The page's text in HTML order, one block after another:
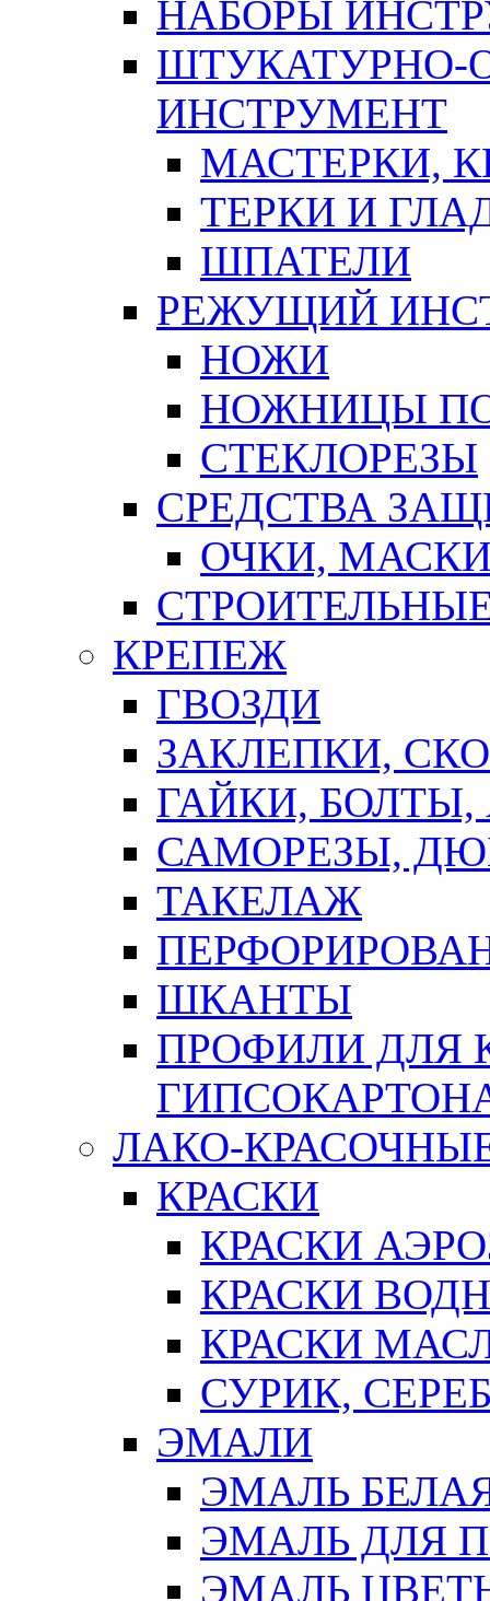
НАБОРЫ
ШТУКАТУРНО-
ИНСТРУМЕНТ
МАСТЕРКИ,
ТЕРКИ И
ШПАТЕЛИ
РЕЖУЩИЙ
НОЖИ
НОЖНИЦЫ
СТЕКЛОРЕЗЫ
СРЕДСТВА
ОЧКИ,
КРЕПЕЖ
ГВОЗДИ
ЗАКЛЕПКИ,
ГАЙКИ,
САМОРЕЗЫ,
ТАКЕЛАЖ
ШКАНТЫ
ПРОФИЛИ ДЛЯ
ЛАКО-
КРАСКИ
КРАСКИ
КРАСКИ
КРАСКИ
СУРИК,
ЭМАЛИ
ЭМАЛЬ
ЭМАЛЬ ДЛЯ
ЭМАЛЬ